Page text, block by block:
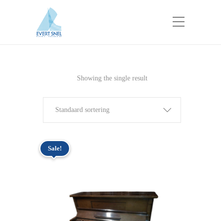
Showing the single result
Standaard sortering
Sale!